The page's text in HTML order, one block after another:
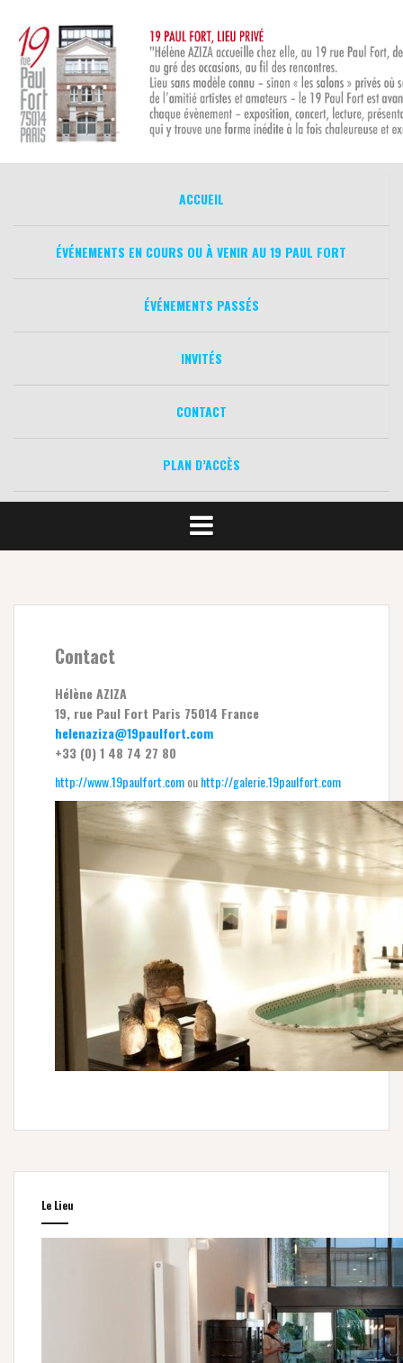
contenu
ACCUEIL
ÉVÉNEMENTS EN COURS OU À VENIR AU 19 PAUL FORT
ÉVÉNEMENTS PASSÉS
INVITÉS
CONTACT
PLAN D’ACCÈS
Contact
Hélène AZIZA
19, rue Paul Fort Paris 75014 France
helenaziza@19paulfort.com
+33 (0) 1 48 74 27 80
http://www.19paulfort.comouhttp://galerie.19paulfort.com
Le Lieu